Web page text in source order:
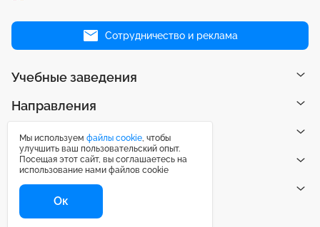
Сотрудничество и реклама
Учебные заведения
Направления
Рейтинги
Публикации
Центр поддержки
Мы используем файлы cookie, чтобы
улучшить ваш пользовательский опыт.
Посещая этот сайт, вы соглашаетесь на
использование нами файлов cookie
Ок